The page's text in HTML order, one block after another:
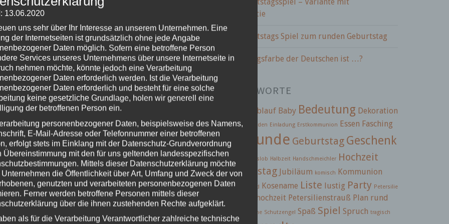
,Schranken,Spiel,Vorbild | Hinterlasse einen
Spaßgarantie
ABC Geburtstags Spiel zum runden Geburtstag
Die Lieblingsfarbe der Deutschen ist …?
SCHLAGWORTE
Ablauf Baby Bedeutung Dekoration
einfach
einladen Einladung Erstkommunion Essen Fasching
Feiern Freunde Geburtstag Geschenk
Getränke Gotteslob Halbzeit Handschmeichler Hochzeit
Hochzeitstag Jubiläum komisch Kommunion
Kommunionkind Kosename Liste lustig Party Petersilie
Petersilienhochzeit Petersilienstrauß Plan rund
Schmeichelsteine Schutzengel Spaß Spiel Spruch tragisch
13.06.2020
uns sehr über Ihr Interesse an unserem Unternehmen. Eine
der Internetseiten ist grundsätzlich ohne jede Angabe
Daten möglich. Sofern eine betroffene Person
Services unseres Unternehmens über unsere Internetseite in
nehmen möchte, könnte jedoch eine Verarbeitung
Daten erforderlich werden. Ist die Verarbeitung
Daten erforderlich und besteht für eine solche
keine gesetzliche Grundlage, holen wir generell eine
der betroffenen Person ein.
personenbezogener Daten, beispielsweise des Namens,
E-Mail-Adresse oder Telefonnummer einer betroffenen
erfolgt stets im Einklang mit der Datenschutz-Grundverordnung
Übereinstimmung mit den für uns geltenden landesspezifischen
Mittels dieser Datenschutzerklärung möchte
Unternehmen die Öffentlichkeit über Art, Umfang und Zweck der von
genutzten und verarbeiteten personenbezogenen Daten
Ferner werden betroffene Personen mittels dieser
über die ihnen zustehenden Rechte aufgeklärt.
als für die Verarbeitung Verantwortlicher zahlreiche technische